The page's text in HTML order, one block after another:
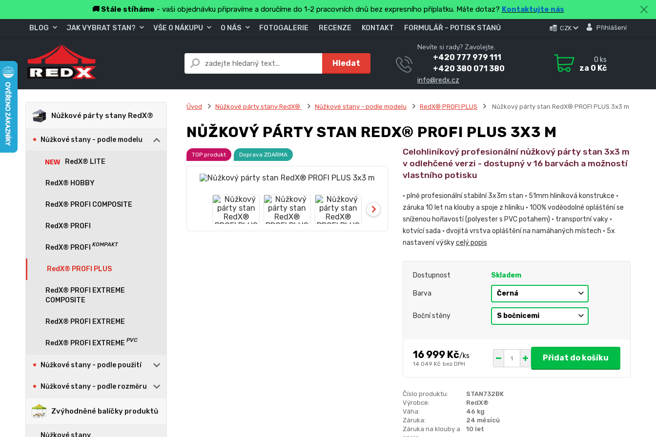
🚚 Stále stíháme - vaši objednávku připravíme a doručíme do 1-2 pracovních dnů bez expresního příplatku. Máte dotaz? Kontaktujte nás
BLOG JAK VYBRAT STAN? VŠE O NÁKUPU O NÁS FOTOGALERIE RECENZE KONTAKT FORMULÁŘ – POTISK STANŮ CZK Přihlášení
Hledat
Nevíte si rady? Zavolejte.
+420 777 979 111
+420 380 071 380
info@redx.cz
0 ks
za 0 Kč
Nůžkové párty stany RedX®
Nůžkové stany - podle modelu
RedX® LITE
RedX® HOBBY
RedX® PROFI COMPOSITE
RedX® PROFI
RedX® PROFI PLUS
RedX® PROFI EXTREME
COMPOSITE
RedX® PROFI EXTREME
Nůžkové stany - podle použití
Nůžkové stany - podle rozměru
Zvýhodněné balíčky produktů
Nůžkové stany
Úvod Nůžkové párty stany RedX® Nůžkové stany - podle modelu RedX® PROFI PLUS Nůžkový párty stan RedX® PROFI PLUS 3x3 m
NŮŽKOVÝ PÁRTY STAN REDX® PROFI PLUS 3X3 M
TOP produkt Doprava ZDARMA
Celohliníkový profesionální nůžkový párty stan 3x3 m
v odlehčené verzi - dostupný v 16 barvách a možností
vlastního potisku
• plně profesionální stabilní 3x3m stan • 51mm hliníková konstrukce •
záruka 10 let na klouby a spoje z hliníku • 100% voděodolné opláštění se
sníženou hořlavostí (polyester s PVC potahem) • transportní vaky •
kotvící sada • dvojitá vrstva opláštění na namáhaných místech • 5x
nastavení výškycelý popis
Dostupnost Skladem
Barva
Boční stěny
16 999 Kč/ks
14 049 Kč bez DPH
Přidat do košíku
Číslo produktu:
STAN732BK
Výrobce:
RedX®
Váha:
46 kg
Záruka:
24 měsíců
Záruka na klouby a
10 let